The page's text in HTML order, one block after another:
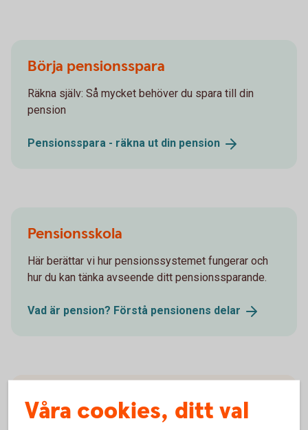
Börja pensionsspara
Räkna själv: Så mycket behöver du spara till din
pension
Pensionsspara - räkna ut din pension
Pensionsskola
Här berättar vi hur pensionssystemet fungerar och
hur du kan tänka avseende ditt pensionssparande.
Vad är pension? Förstå pensionens delar
Våra cookies, ditt val